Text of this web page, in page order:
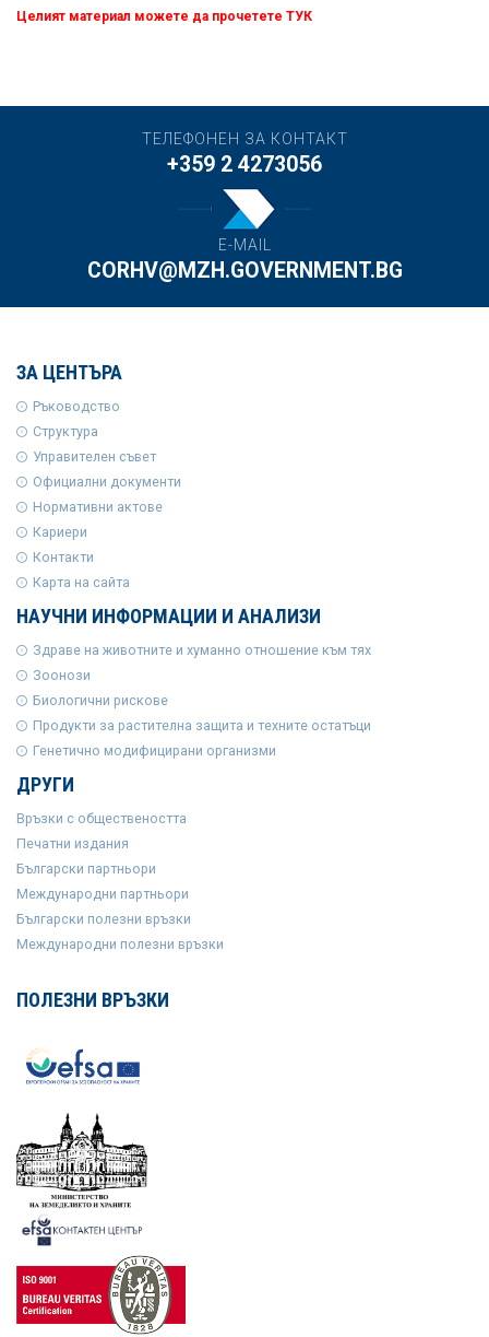
Целият материал можете да прочетете ТУК
ТЕЛЕФОНЕН ЗА КОНТАКТ
+359 2 4273056
E-MAIL
CORHV@MZH.GOVERNMENT.BG
ЗА ЦЕНТЪРА
Ръководство
Структура
Управителен съвет
Официални документи
Нормативни актове
Кариери
Контакти
Карта на сайта
НАУЧНИ ИНФОРМАЦИИ И АНАЛИЗИ
Здраве на животните и хуманно отношение към тях
Зоонози
Биологични рискове
Продукти за растителна защита и техните остатъци
Генетично модифицирани организми
ДРУГИ
Връзки с обществеността
Печатни издания
Български партньори
Международни партньори
Български полезни връзки
Международни полезни връзки
ПОЛЕЗНИ ВРЪЗКИ